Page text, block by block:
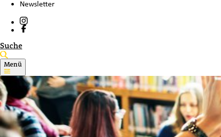
Newsletter
Suche
Menü